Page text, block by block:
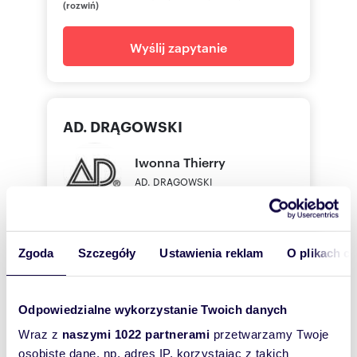
Zgoda Szczegóły Ustawienia reklam O plikach
Odpowiedzialne wykorzystanie Twoich danych
Wraz z naszymi 1022 partnerami przetwarzamy Twoje
osobiste dane, np. adres IP, korzystając z takich
nieruchomości ASARI CRM (asaricrm.com)
(rozwiń)
Wyślij zapytanie
AD. DRĄGOWSKI
Iwonna Thierry
AD. DRĄGOWSKI
600592